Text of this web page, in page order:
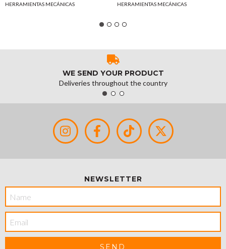
HERRAMIENTAS MECÁNICAS HERRAMIENTAS MECÁNICAS
WE SEND YOUR PRODUCT
Deliveries throughout the country
NEWSLETTER